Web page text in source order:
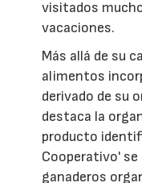
visitados
vacaciones.
Más allá de su
alimentos
derivado de su
destaca la
producto
Cooperativo'
ganaderos